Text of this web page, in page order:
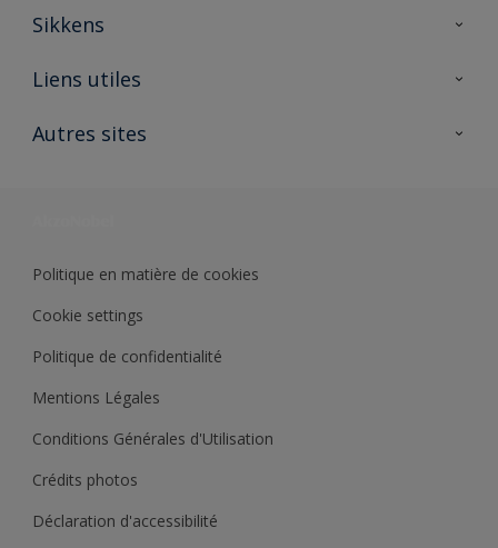
Sikkens
A propos de Sikkens
Liens utiles
Ouvrir un magasin PASS
Autres sites
Politique en matière de cookies
Cookie settings
Politique de confidentialité
Mentions Légales
Conditions Générales d'Utilisation
Crédits photos
Déclaration d'accessibilité